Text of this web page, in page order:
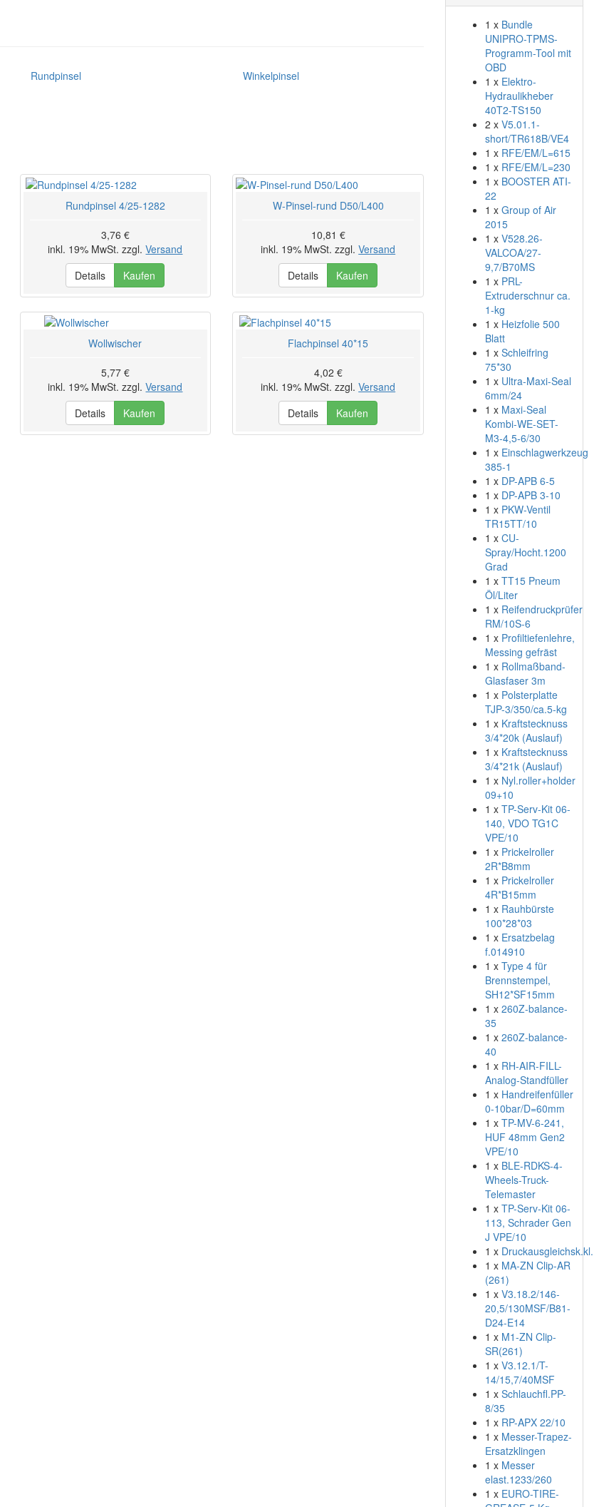
Rundpinsel Winkelpinsel
Rundpinsel 4/25-1282
3,76 €
inkl. 19% MwSt. zzgl.Versand
Details
Kaufen
W-Pinsel-rund D50/L400
10,81 €
inkl. 19% MwSt. zzgl.Versand
Details
Kaufen
Wollwischer
5,77 €
inkl. 19% MwSt. zzgl.Versand
Details
Kaufen
Flachpinsel 40*15
4,02 €
inkl. 19% MwSt. zzgl.Versand
Details
Kaufen
1 x Bundle
UNIPRO-TPMS-
Programm-Tool mit
OBD
1 x Elektro-
Hydraulikheber
40T2-TS150
2 x V5.01.1-
short/TR618B/VE4
1 x RFE/EM/L=615
1 x RFE/EM/L=230
1 x BOOSTER ATI-
22
1 x Group of Air
2015
1 x V528.26-
VALCOA/27-
9,7/B70MS
1 x PRL-
Extruderschnur ca.
1-kg
1 x Heizfolie 500
Blatt
1 x Schleifring
75*30
1 x Ultra-Maxi-Seal
6mm/24
1 x Maxi-Seal
Kombi-WE-SET-
M3-4,5-6/30
1 x Einschlagwerkzeug
385-1
1 x DP-APB 6-5
1 x DP-APB 3-10
1 x PKW-Ventil
TR15TT/10
1 x CU-
Spray/Hocht.1200
Grad
1 x TT15 Pneum
Öl/Liter
1 x Reifendruckprüfer
RM/10S-6
1 x Profiltiefenlehre,
Messing gefräst
1 x Rollmaßband-
Glasfaser 3m
1 x Polsterplatte
TJP-3/350/ca.5-kg
1 x Kraftstecknuss
3/4*20k (Auslauf)
1 x Kraftstecknuss
3/4*21k (Auslauf)
1 x Nyl.roller+holder
09+10
1 x TP-Serv-Kit 06-
140, VDO TG1C
VPE/10
1 x Prickelroller
2R*B8mm
1 x Prickelroller
4R*B15mm
1 x Rauhbürste
100*28*03
1 x Ersatzbelag
f.014910
1 x Type 4 für
Brennstempel,
SH12*SF15mm
1 x 260Z-balance-
35
1 x 260Z-balance-
40
1 x RH-AIR-FILL-
Analog-Standfüller
1 x Handreifenfüller
0-10bar/D=60mm
1 x TP-MV-6-241,
HUF 48mm Gen2
VPE/10
1 x BLE-RDKS-4-
Wheels-Truck-
Telemaster
1 x TP-Serv-Kit 06-
113, Schrader Gen
J VPE/10
1 x Druckausgleichsk.kl.
1 x MA-ZN Clip-AR
(261)
1 x V3.18.2/146-
20,5/130MSF/B81-
D24-E14
1 x M1-ZN Clip-
SR(261)
1 x V3.12.1/T-
14/15,7/40MSF
1 x Schlauchfl.PP-
8/35
1 x RP-APX 22/10
1 x Messer-Trapez-
Ersatzklingen
1 x Messer
elast.1233/260
1 x EURO-TIRE-